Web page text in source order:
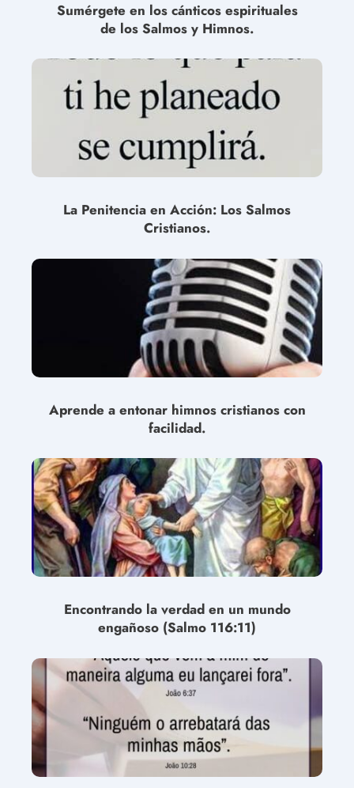
Sumérgete en los cánticos espirituales
de los Salmos y Himnos.
La Penitencia en Acción: Los Salmos
Cristianos.
Aprende a entonar himnos cristianos con
facilidad.
Encontrando la verdad en un mundo
engañoso (Salmo 116:11)